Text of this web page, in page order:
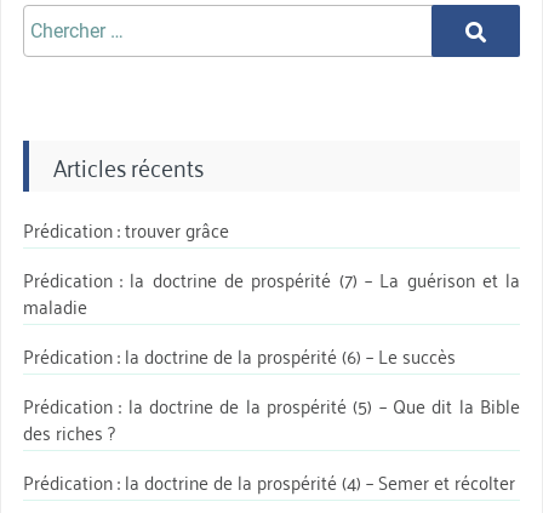
Chercher
aprè:
Chercher
Articles récents
Prédication : trouver grâce
Prédication : la doctrine de prospérité (7) – La guérison et la
maladie
Prédication : la doctrine de la prospérité (6) – Le succès
Prédication : la doctrine de la prospérité (5) – Que dit la Bible
des riches ?
Prédication : la doctrine de la prospérité (4) – Semer et récolter